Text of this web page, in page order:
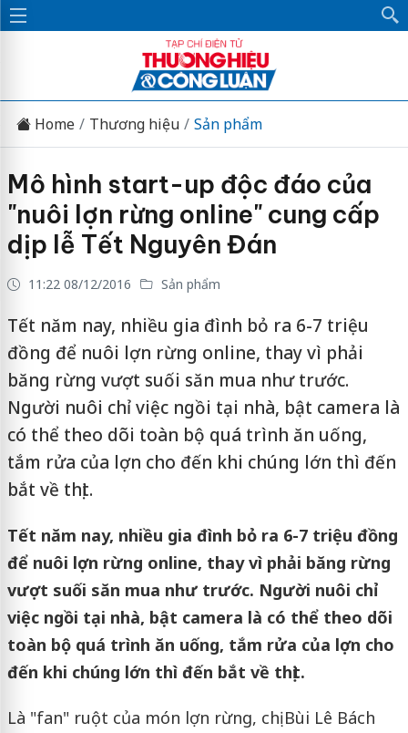
Home Thương hiệu Sản phẩm
Mô hình start-up độc đáo của
"nuôi lợn rừng online" cung cấp
dịp lễ Tết Nguyên Đán
11:22 08/12/2016 Sản phẩm
Tết năm nay, nhiều gia đình bỏ ra 6-7 triệu
đồng để nuôi lợn rừng online, thay vì phải
băng rừng vượt suối săn mua như trước.
Người nuôi chỉ việc ngồi tại nhà, bật camera là
có thể theo dõi toàn bộ quá trình ăn uống,
tắm rửa của lợn cho đến khi chúng lớn thì đến
bắt về thịt.
Tết năm nay, nhiều gia đình bỏ ra 6-7 triệu đồng
để nuôi lợn rừng online, thay vì phải băng rừng
vượt suối săn mua như trước. Người nuôi chỉ
việc ngồi tại nhà, bật camera là có thể theo dõi
toàn bộ quá trình ăn uống, tắm rửa của lợn cho
đến khi chúng lớn thì đến bắt về thịt.
Là "fan" ruột của món lợn rừng, chị Bùi Lê Bách